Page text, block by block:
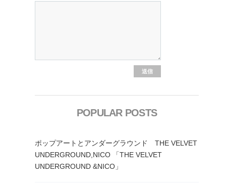
POPULAR POSTS
ポップアートとアンダーグラウンド THE VELVET
UNDERGROUND,NICO 「THE VELVET
UNDERGROUND &NICO」